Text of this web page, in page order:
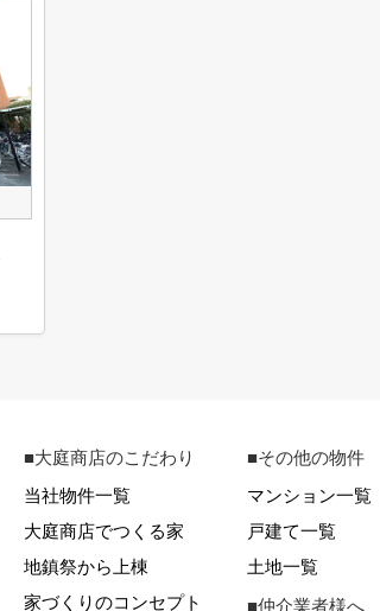
■大庭商店のこだわり
当社物件一覧
大庭商店でつくる家
地鎮祭から上棟
家づくりのコンセプト
■その他の物件
マンション一覧
戸建て一覧
土地一覧
■仲介業者様へ